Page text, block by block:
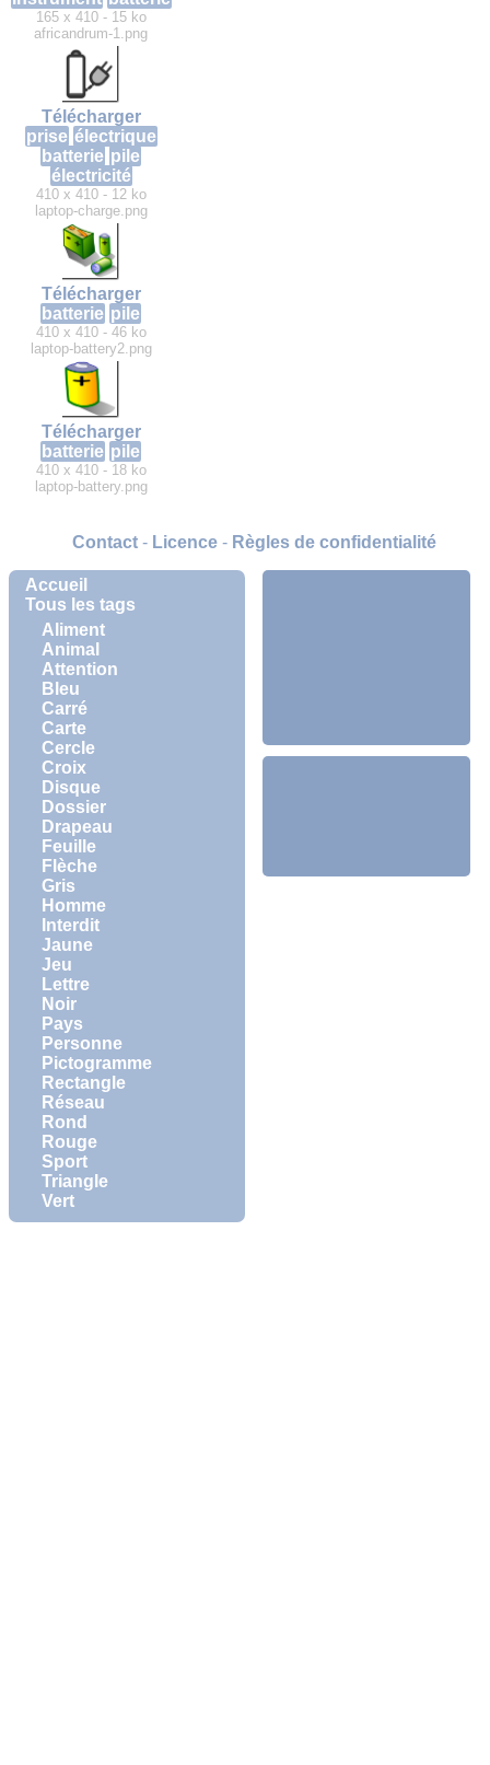
Accueil
Tous les tags
Aliment
Animal
Attention
Bleu
Carré
Carte
Cercle
Croix
Disque
Dossier
Drapeau
Feuille
Flèche
Gris
Homme
Interdit
Jaune
Jeu
Lettre
Noir
Pays
Personne
Pictogramme
Rectangle
Réseau
Rond
Rouge
Sport
Triangle
Vert
165 x 410 - 15 ko
africandrum-1.png
Télécharger
prise électrique
batterie pile
électricité
410 x 410 - 12 ko
laptop-charge.png
Télécharger
batterie pile
410 x 410 - 46 ko
laptop-battery2.png
Télécharger
batterie pile
410 x 410 - 18 ko
laptop-battery.png
Contact- Licence- Règles de confidentialité